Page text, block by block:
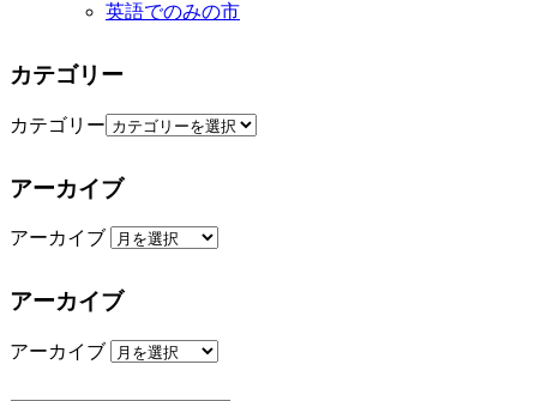
英語でのみの市
カテゴリー
カテゴリー
アーカイブ
アーカイブ
アーカイブ
アーカイブ